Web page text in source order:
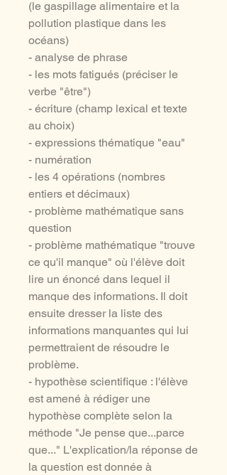
(le gaspillage alimentaire et la
pollution plastique dans les
océans)
- analyse de phrase
- les mots fatigués (préciser le
verbe "être")
- écriture (champ lexical et texte
au choix)
- expressions thématique "eau"
- numération
- les 4 opérations (nombres
entiers et décimaux)
- problème mathématique sans
question
- problème mathématique "trouve
ce qu'il manque" où l'élève doit
lire un énoncé dans lequel il
manque des informations. Il doit
ensuite dresser la liste des
informations manquantes qui lui
permettraient de résoudre le
problème.
- hypothèse scientifique : l'élève
est amené à rédiger une
hypothèse complète selon la
méthode "Je pense que...parce
que..." L'explication/la réponse de
la question est donnée à